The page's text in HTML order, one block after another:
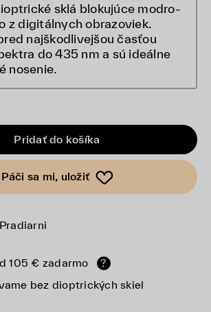
sklá blokujúce modro-
z digitálnych obrazoviek.
najškodlivejšou časťou
do 435 nm a sú ideálne
nosenie.
Pridať do košíka
Páči sa mi, uložiť
105 € zadarmo
?
bez dioptrických skiel